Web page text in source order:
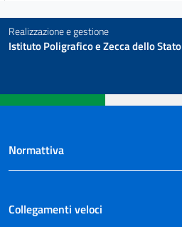
Realizzazione e gestione
Istituto Poligrafico e Zecca dello Stato
Normattiva
Collegamenti veloci